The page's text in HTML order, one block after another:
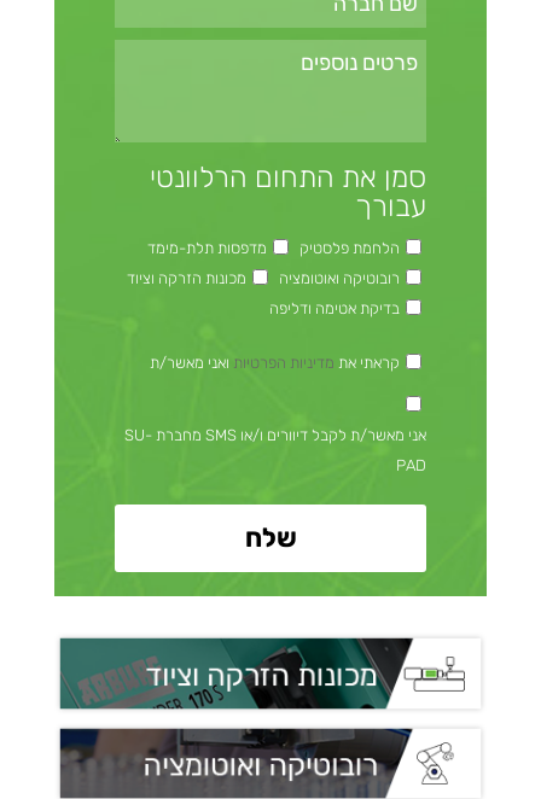
סמן את התחום הרלוונטי
עבורך
הלחמת פלסטיק
מדפסות תלת-מימד
רובוטיקה ואוטומציה
מכונות הזרקה וציוד
בדיקת אטימה ודליפה
קראתי את מדיניות הפרטיות ואני מאשר/ת
אני מאשר/ת לקבל דיוורים ו/או SMS מחברת SU-
PAD